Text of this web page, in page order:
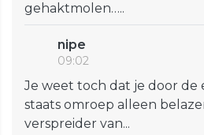
gehaktmolen…..
nipe
09:02
Je weet toch dat je door de
staats omroep alleen
verspreider van...